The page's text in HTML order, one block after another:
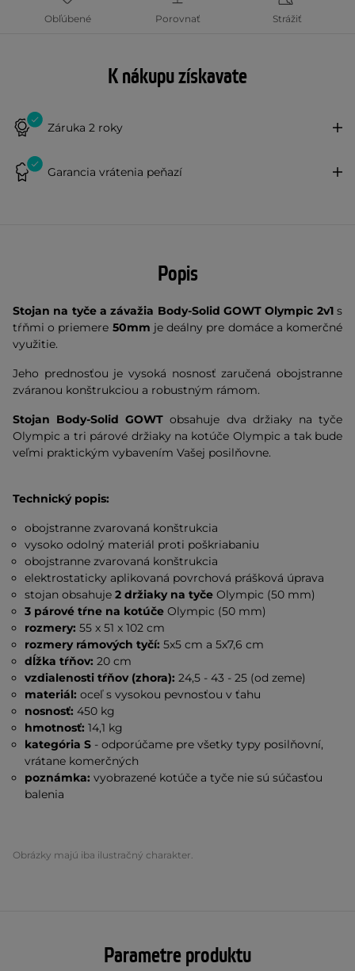
Obľúbené Porovnať Strážiť
K nákupu získavate
Záruka 2 roky
Garancia vrátenia peňazí
Popis
Stojan na tyče a závažia Body-Solid GOWT Olympic 2v1s
tŕňmi o priemere 50mm je deálny pre domáce a komerčné
využitie.
Jeho prednosťou je vysoká nosnosť zaručená obojstranne
zváranou konštrukciou a robustným rámom.
Stojan Body-Solid GOWTobsahuje dva držiaky na tyče
Olympic a tri párové držiaky na kotúče Olympic a tak bude
veľmi praktickým vybavením Vašej posilňovne.
Technický popis:
obojstranne zvarovaná konštrukcia
vysoko odolný materiál proti poškriabaniu
obojstranne zvarovaná konštrukcia
elektrostaticky aplikovaná povrchová prášková úprava
stojan obsahuje2 držiaky na tyče Olympic (50 mm)
3 párové tŕne na kotúče Olympic (50 mm)
rozmery: 55 x 51 x 102 cm
rozmery rámových tyčí: 5x5 cm a 5x7,6 cm
dĺžka tŕňov: 20 cm
vzdialenosti tŕňov (zhora): 24,5 - 43 - 25 (od zeme)
materiál: oceľ s vysokou pevnosťou v ťahu
nosnosť: 450 kg
hmotnosť: 14,1 kg
kategória S - odporúčame pre všetky typy posilňovní,
vrátane komerčných
poznámka: vyobrazené kotúče a tyče nie sú súčasťou
balenia
Obrázky majú iba ilustračný charakter.
Parametre produktu